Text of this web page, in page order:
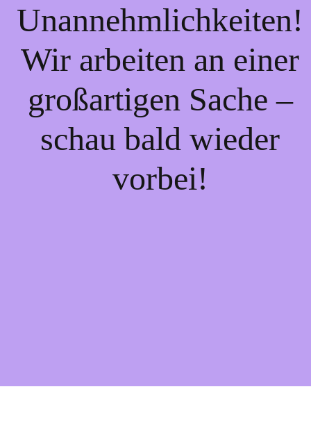
Unannehmlichkeiten!
Wir arbeiten an einer
großartigen Sache –
schau bald wieder
vorbei!